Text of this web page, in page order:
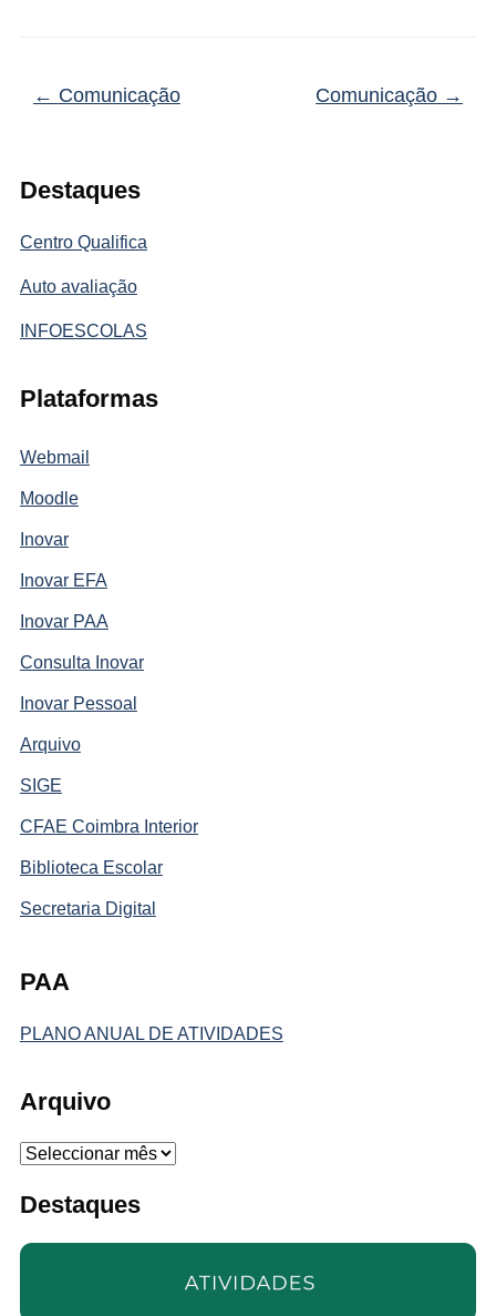
Destaques
Centro Qualifica
Auto avaliação
INFOESCOLAS
Plataformas
Webmail
Moodle
Inovar
Inovar EFA
Inovar PAA
Consulta Inovar
Inovar Pessoal
Arquivo
SIGE
CFAE Coimbra Interior
Biblioteca Escolar
Secretaria Digital
PAA
PLANO ANUAL DE ATIVIDADES
Arquivo
Arquivo
← Comunicação Comunicação →
Destaques